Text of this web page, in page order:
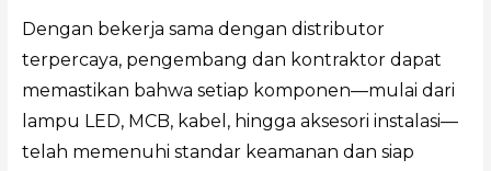
Dengan bekerja sama dengan distributor
terpercaya, pengembang dan kontraktor dapat
memastikan bahwa setiap komponen—mulai dari
lampu LED, MCB, kabel, hingga aksesori instalasi—
telah memenuhi standar keamanan dan siap